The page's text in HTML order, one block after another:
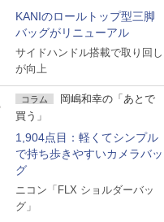
KANIのロールトップ型三脚
バッグがリニューアル
サイドハンドル搭載で取り回し
が向上
コラム
岡嶋和幸の「あとで
買う」
1,904点目：軽くてシンプル
で持ち歩きやすいカメラバッ
グ
ニコン「FLX ショルダーバッ
グ」